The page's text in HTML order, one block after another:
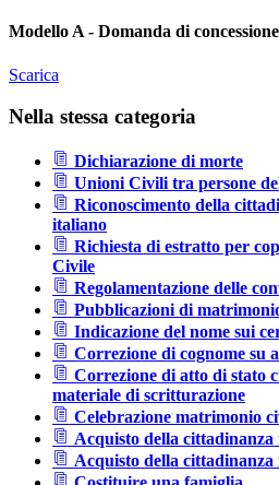
Modello A - Domanda di
Scarica
Nella stessa categoria
Dichiarazione di morte
Unioni Civili tra persone
Riconoscimento della
italiano
Richiesta di estratto per
Civile
Regolamentazione delle
Pubblicazioni di
Indicazione del nome sui
Correzione di cognome su
Correzione di atto di stato
materiale di scritturazione
Celebrazione matrimonio
Acquisto della cittadinanza
Acquisto della